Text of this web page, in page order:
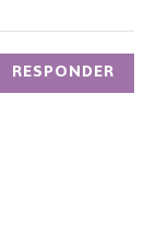
RESPONDER